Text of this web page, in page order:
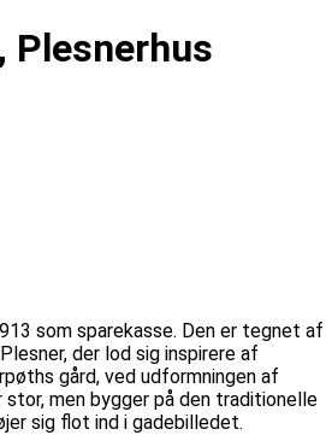
Plesnerhus
som sparekasse. Den er tegnet af
der lod sig inspirere af
gård, ved udformningen af
stor, men bygger på den traditionelle
sig flot ind i gadebilledet.